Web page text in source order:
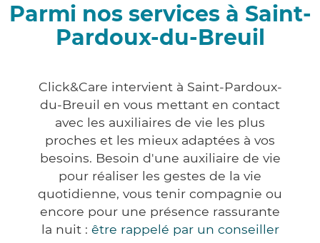
Parmi nos services à Saint-
Pardoux-du-Breuil
Click&Care intervient à Saint-Pardoux-
du-Breuil en vous mettant en contact
avec les auxiliaires de vie les plus
proches et les mieux adaptées à vos
besoins. Besoin d'une auxiliaire de vie
pour réaliser les gestes de la vie
quotidienne, vous tenir compagnie ou
encore pour une présence rassurante
la nuit : être rappelé par un conseiller